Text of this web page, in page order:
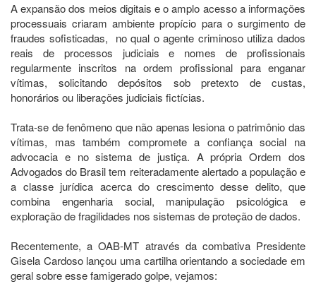
A expansão dos meios digitais e o amplo acesso a informações
processuais criaram ambiente propício para o surgimento de
fraudes sofisticadas, no qual o agente criminoso utiliza dados
reais de processos judiciais e nomes de profissionais
regularmente inscritos na ordem profissional para enganar
vítimas, solicitando depósitos sob pretexto de custas,
honorários ou liberações judiciais fictícias.
Trata-se de fenômeno que não apenas lesiona o patrimônio das
vítimas, mas também compromete a confiança social na
advocacia e no sistema de justiça. A própria Ordem dos
Advogados do Brasil tem reiteradamente alertado a população e
a classe jurídica acerca do crescimento desse delito, que
combina engenharia social, manipulação psicológica e
exploração de fragilidades nos sistemas de proteção de dados.
Recentemente, a OAB-MT através da combativa Presidente
Gisela Cardoso lançou uma cartilha orientando a sociedade em
geral sobre esse famigerado golpe, vejamos: